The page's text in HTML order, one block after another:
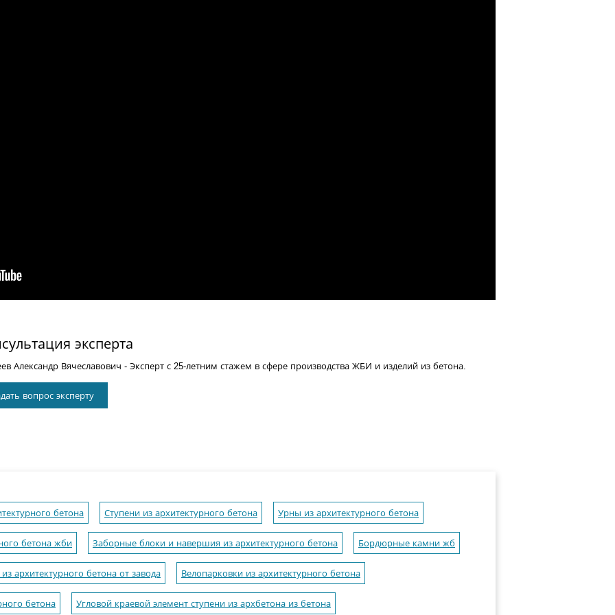
эксперта
Александр Вячеславович - Эксперт с 25-летним стажем в сфере производства ЖБИ и изделий из бетона.
вопрос эксперту
бетона Ступени из архитектурного бетона Урны из архитектурного бетона
бетона жби Заборные блоки и навершия из архитектурного бетона Бордюрные камни жб
архитектурного бетона от завода Велопарковки из архитектурного бетона
бетона Угловой краевой элемент ступени из архбетона из бетона